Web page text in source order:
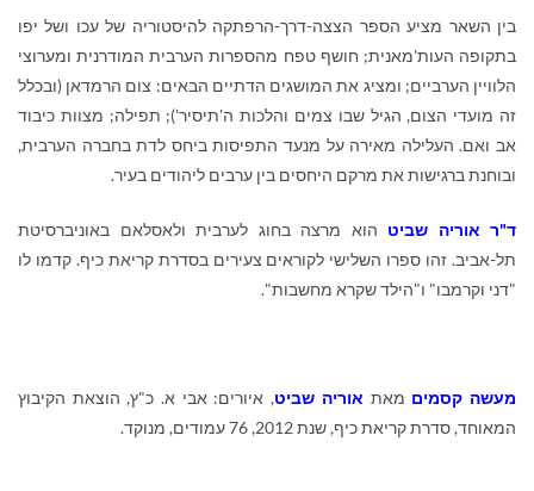
בין השאר מציע הספר הצצה-דרך-הרפתקה להיסטוריה של עכו ושל יפו
בתקופה העות'מאנית; חושף טפח מהספרות הערבית המודרנית ומערוצי
הלוויין הערביים; ומציג את המושגים הדתיים הבאים: צום הרמדאן (ובכלל
זה מועדי הצום, הגיל שבו צמים והלכות ה'תיסיר'); תפילה; מצוות כיבוד
אב ואם. העלילה מאירה על מנעד התפיסות ביחס לדת בחברה הערבית,
ובוחנת ברגישות את מרקם היחסים בין ערבים ליהודים בעיר.
ד"ר אוריה שביט הוא מרצה בחוג לערבית ולאסלאם באוניברסיטת
תל-אביב. זהו ספרו השלישי לקוראים צעירים בסדרת קריאת כיף. קדמו לו
"דני וקרמבו" ו"הילד שקרא מחשבות".
מעשה קסמים מאת אוריה שביט, איורים: אבי א. כ"ץ, הוצאת הקיבוץ
המאוחד, סדרת קריאת כיף, שנת 2012, 76 עמודים, מנוקד.